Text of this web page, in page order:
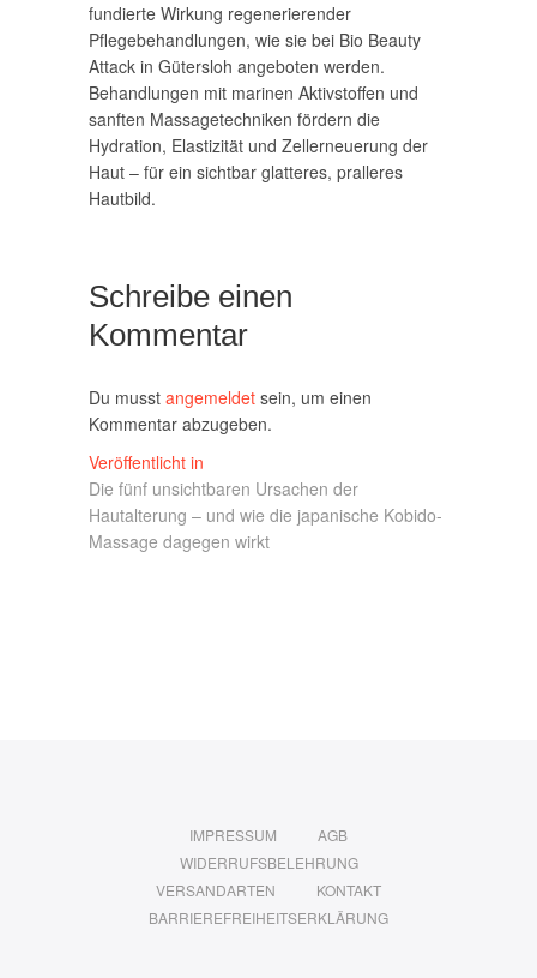
fundierte Wirkung regenerierender
Pflegebehandlungen, wie sie bei Bio Beauty
Attack in Gütersloh angeboten werden.
Behandlungen mit marinen Aktivstoffen und
sanften Massagetechniken fördern die
Hydration, Elastizität und Zellerneuerung der
Haut – für ein sichtbar glatteres, pralleres
Hautbild.
Schreibe einen
Kommentar
Du musst angemeldet sein, um einen
Kommentar abzugeben.
Beitragsnavigation
Veröffentlicht in
Die fünf unsichtbaren Ursachen der
Hautalterung – und wie die japanische Kobido-
Massage dagegen wirkt
IMPRESSUM
AGB
WIDERRUFSBELEHRUNG
VERSANDARTEN
KONTAKT
BARRIEREFREIHEITSERKLÄRUNG